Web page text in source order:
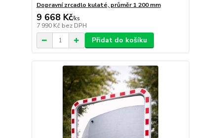
Dopravní zrcadlo kulaté, průměr 1 200 mm
9 668 Kč/ks
7 990 Kč bez DPH
Přidat do košíku